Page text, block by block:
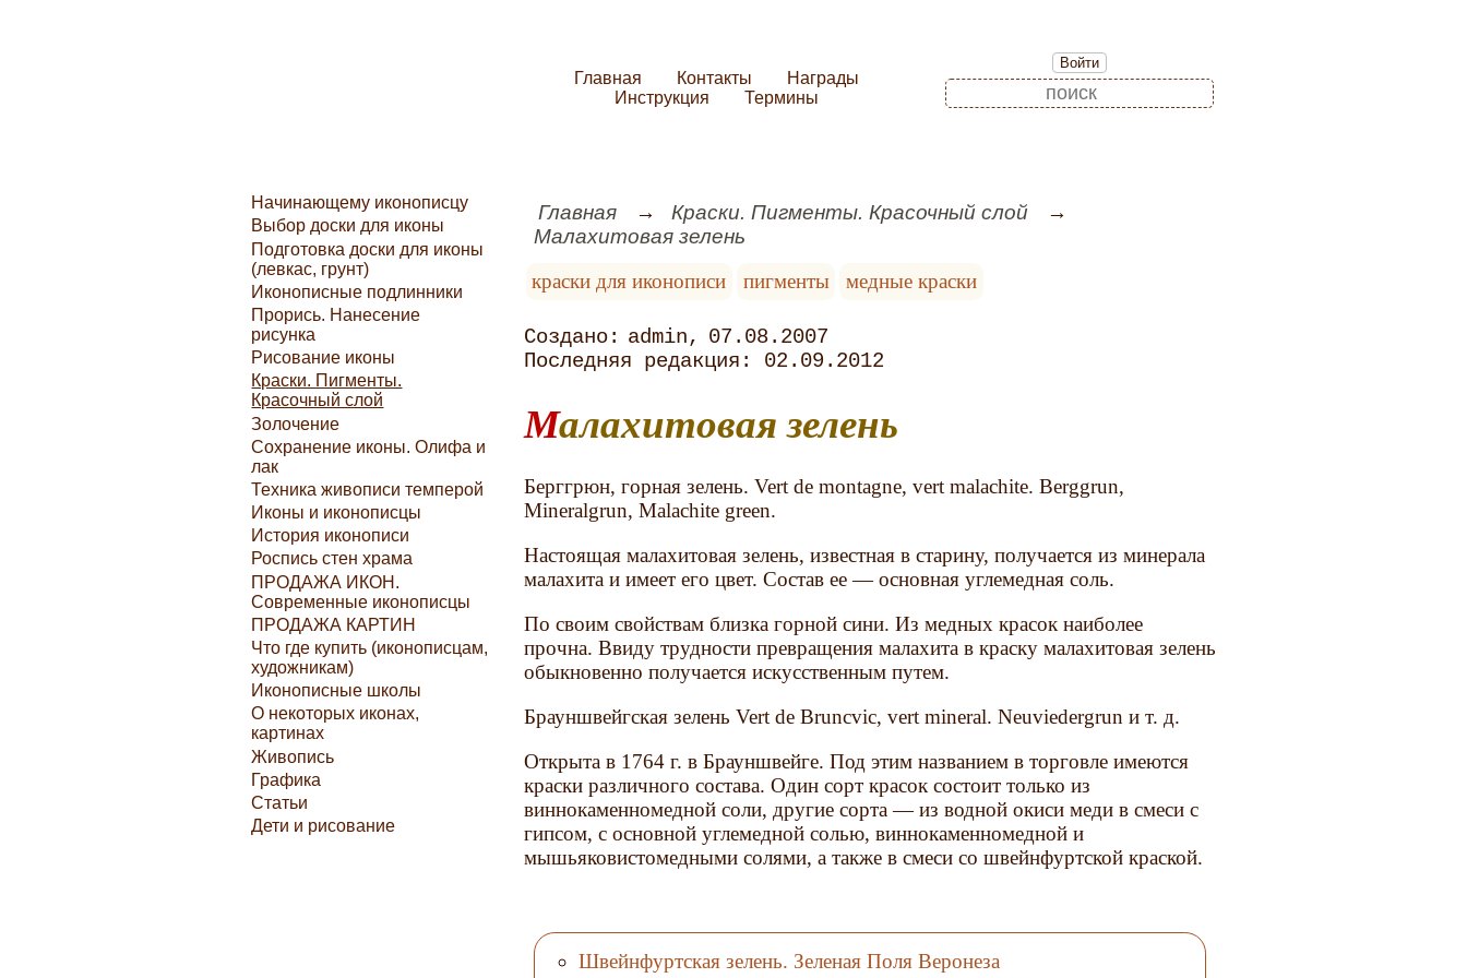
Главная Контакты
Награды
Инструкция
Термины
Войти
Начинающему иконописцу
Выбор доски для иконы
Подготовка доски для иконы
(левкас, грунт)
Иконописные подлинники
Прорись. Нанесение
рисунка
Рисование иконы
Краски. Пигменты.
Красочный слой
Золочение
Сохранение иконы. Олифа и
лак
Техника живописи темперой
Иконы и иконописцы
История иконописи
Роспись стен храма
ПРОДАЖА ИКОН.
Современные иконописцы
ПРОДАЖА КАРТИН
Что где купить (иконописцам,
художникам)
Иконописные школы
О некоторых иконах,
картинах
Живопись
Графика
Статьи
Дети и рисование
Главная
Краски. Пигменты. Красочный слой
Малахитовая зелень
краски для иконописи
пигменты медные краски
admin
07.08.2007
02.09.2012
Малахитовая зелень
Берггрюн, горная зелень. Vert de montagne, vert malachite. Berggrun,
Mineralgrun, Malachite green.
Настоящая малахитовая зелень, известная в старину, получается из минерала
малахита и имеет его цвет. Состав ее — основная углемедная соль.
По своим свойствам близка горной сини. Из медных красок наиболее
прочна. Ввиду трудности превращения малахита в краску малахитовая зелень
обыкновенно получается искусственным путем.
Брауншвейгская зелень Vert de Bruncvic, vert mineral. Neuviedergrun и т. д.
Открыта в 1764 г. в Брауншвейге. Под этим названием в торговле имеются
краски различного состава. Один сорт красок состоит только из
виннокаменномедной соли, другие сорта — из водной окиси меди в смеси с
гипсом, с основной углемедной солью, виннокаменномедной и
мышьяковистомедными солями, а также в смеси со швейнфуртской краской.
Швейнфуртская зелень. Зеленая Поля Веронеза